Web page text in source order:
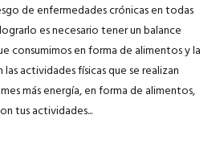
de enfermedades crónicas en todas
es necesario tener un balance
consumimos en forma de alimentos y la
actividades físicas que se realizan
más energía, en forma de alimentos,
tus actividades...